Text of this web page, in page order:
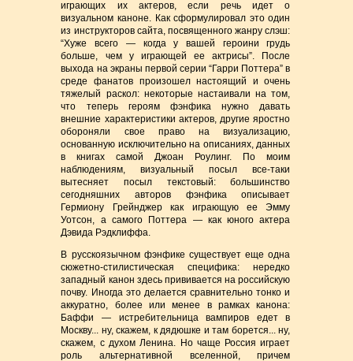
играющих их актеров, если речь идет о
визуальном каноне. Как сформулировал это один
из инструкторов сайта, посвященного жанру слэш:
“Хуже всего — когда у вашей героини грудь
больше, чем у играющей ее актрисы”. После
выхода на экраны первой серии “Гарри Поттера” в
среде фанатов произошел настоящий и очень
тяжелый раскол: некоторые настаивали на том,
что теперь героям фэнфика нужно давать
внешние характеристики актеров, другие яростно
обороняли свое право на визуализацию,
основанную исключительно на описаниях, данных
в книгах самой Джоан Роулинг. По моим
наблюдениям, визуальный посыл все-таки
вытесняет посыл текстовый: большинство
сегодняшних авторов фэнфика описывает
Гермиону Грейнджер как играющую ее Эмму
Уотсон, а самого Поттера — как юного актера
Дэвида Рэдклиффа.
В русскоязычном фэнфике существует еще одна
сюжетно-стилистическая специфика: нередко
западный канон здесь прививается на российскую
почву. Иногда это делается сравнительно тонко и
аккуратно, более или менее в рамках канона:
Баффи — истребительница вампиров едет в
Москву... ну, скажем, к дядюшке и там борется... ну,
скажем, с духом Ленина. Но чаще Россия играет
роль альтернативной вселенной, причем